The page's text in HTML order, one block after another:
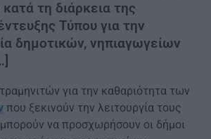
τη διάρκεια της
Τύπου για την
δημοτικών, νηπιαγωγείων
για την καθαριότητα των
που ξεκινούν την λειτουργία τους
μπορούν να προσχωρήσουν οι δήμοι